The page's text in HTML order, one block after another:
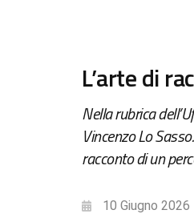
L’arte di
Nella rubrica
Vincenzo Lo
racconto di un
10 Giugno 2026